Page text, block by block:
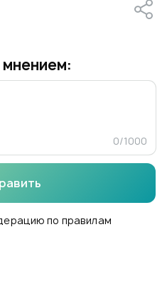
0/1000
по правилам